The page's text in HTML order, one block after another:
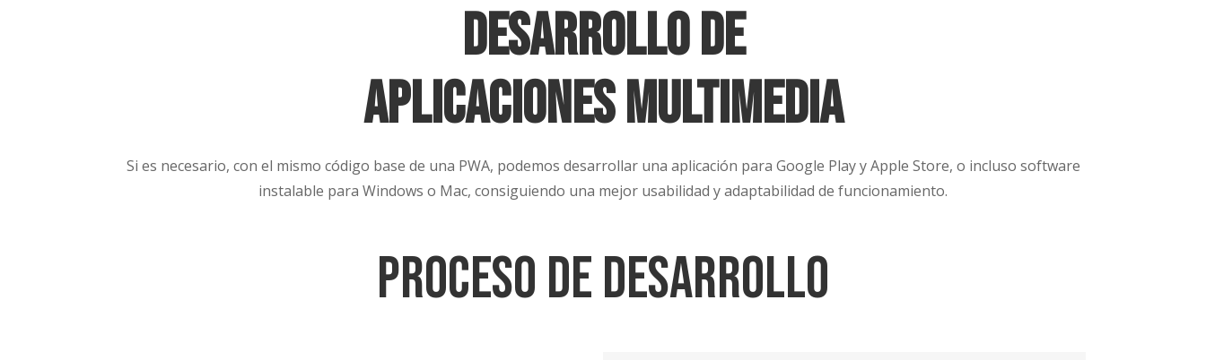
desarrollo de
aplicaciones multimedia
Si es necesario, con el mismo código base de una PWA, podemos desarrollar una aplicación para Google Play y Apple Store, o incluso software
instalable para Windows o Mac, consiguiendo una mejor usabilidad y adaptabilidad de funcionamiento.
Proceso de Desarrollo